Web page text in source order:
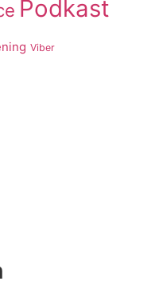
Podkast
Viber